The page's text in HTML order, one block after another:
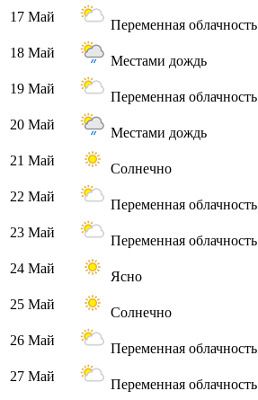
17 Май
Переменная облачность
18 Май
Местами дождь
19 Май
Переменная облачность
20 Май
Местами дождь
21 Май
Солнечно
22 Май
Переменная облачность
23 Май
Переменная облачность
24 Май
Ясно
25 Май
Солнечно
26 Май
Переменная облачность
27 Май
Переменная облачность